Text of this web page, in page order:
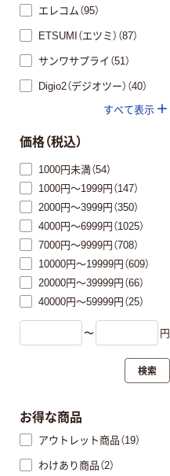
エレコム（95）
ETSUMI（エツミ）（87）
サンワサプライ（51）
Digio2（デジオツー）（40）
すべて表示
価格（税込）
1000円未満（54）
1000円～1999円（147）
2000円～3999円（350）
4000円～6999円（1025）
7000円～9999円（708）
10000円～19999円（609）
20000円～39999円（66）
40000円～59999円（25）
〜 円
検索
お得な商品
アウトレット商品（19）
わけあり商品（2）